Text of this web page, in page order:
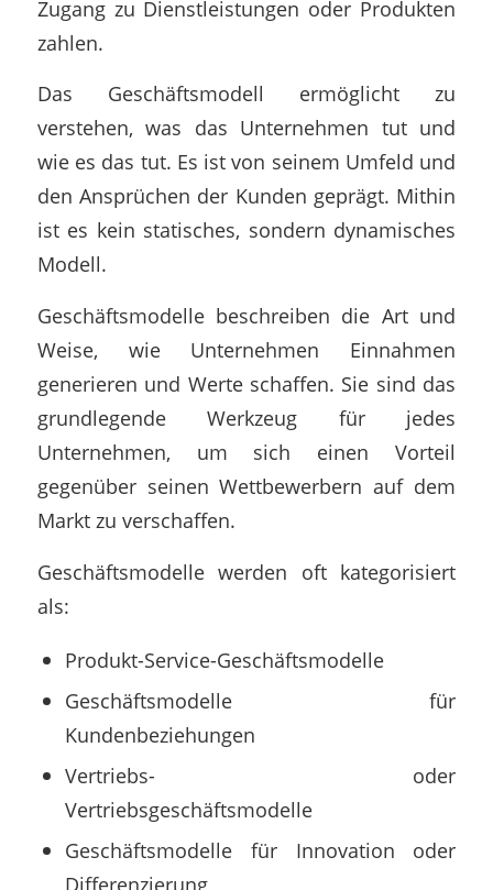
Zugang zu Dienstleistungen oder Produkten
zahlen.
Das Geschäftsmodell ermöglicht zu
verstehen, was das Unternehmen tut und
wie es das tut. Es ist von seinem Umfeld und
den Ansprüchen der Kunden geprägt. Mithin
ist es kein statisches, sondern dynamisches
Modell.
Geschäftsmodelle beschreiben die Art und
Weise, wie Unternehmen Einnahmen
generieren und Werte schaffen. Sie sind das
grundlegende Werkzeug für jedes
Unternehmen, um sich einen Vorteil
gegenüber seinen Wettbewerbern auf dem
Markt zu verschaffen.
Geschäftsmodelle werden oft kategorisiert
als:
Produkt-Service-Geschäftsmodelle
Geschäftsmodelle für
Kundenbeziehungen
Vertriebs- oder
Vertriebsgeschäftsmodelle
Geschäftsmodelle für Innovation oder
Differenzierung